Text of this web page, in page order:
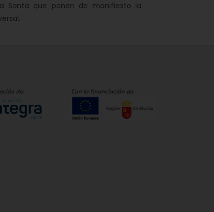
Santa que ponen de manifiesto la
de: Con la financiación de: